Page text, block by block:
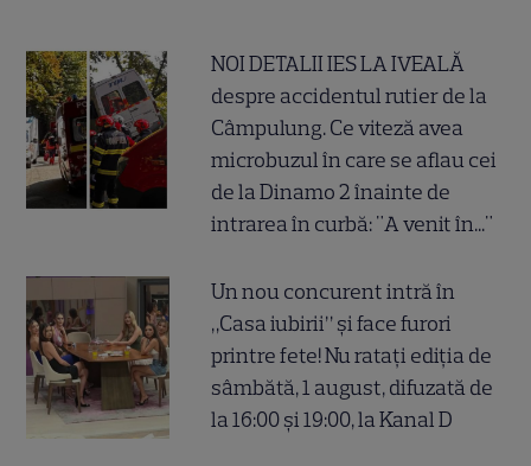
NOI DETALII IES LA IVEALĂ
despre accidentul rutier de la
Câmpulung. Ce viteză avea
microbuzul în care se aflau cei
de la Dinamo 2 înainte de
intrarea în curbă: "A venit în..."
Un nou concurent intră în
„Casa iubirii” și face furori
printre fete! Nu ratați ediția de
sâmbătă, 1 august, difuzată de
la 16:00 și 19:00, la Kanal D